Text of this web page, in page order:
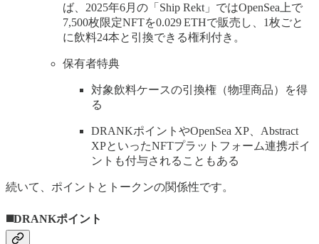
ば、2025年6月の「Ship Rekt」ではOpenSea上で
7,500枚限定NFTを0.029 ETHで販売し、1枚ごと
に飲料24本と引換できる権利付き。
保有者特典
対象飲料ケースの引換権（物理商品）を得
る
DRANKポイントやOpenSea XP、Abstract
XPといったNFTプラットフォーム連携ポイ
ントも付与されることもある
続いて、ポイントとトークンの関係性です。
◼️DRANKポイント